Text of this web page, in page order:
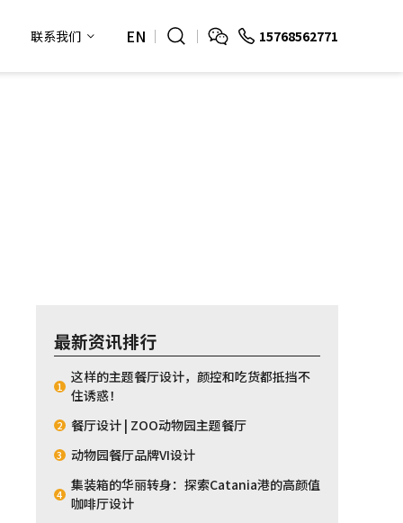
15768562771
EN
联系我们
最新资讯排行
1
这样的主题餐厅设计，颜控和吃货都抵挡不
住诱惑！
2 餐厅设计 | ZOO动物园主题餐厅
3 动物园餐厅品牌VI设计
4
集装箱的华丽转身：探索Catania港的高颜值
咖啡厅设计